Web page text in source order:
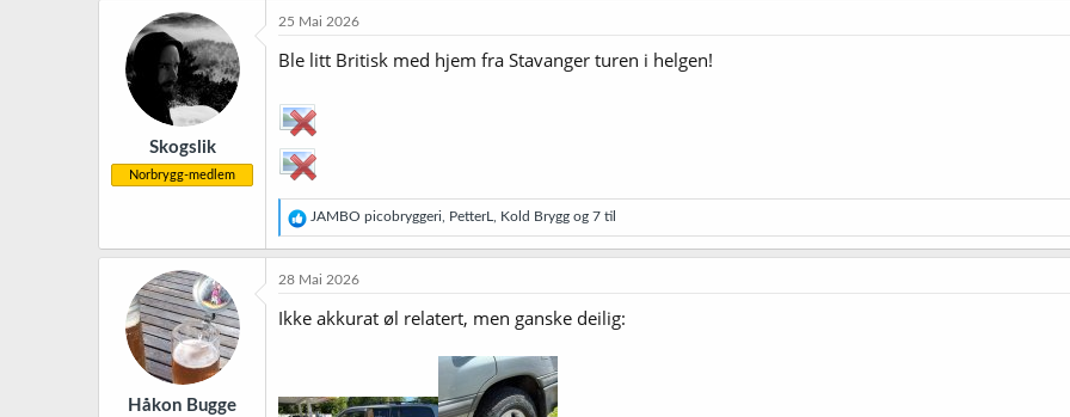
k
j
o
e
r
:
Skogslik
Norbrygg-medlem
25 Mai 2026
Ble litt Britisk med hjem fra Stavanger turen i helgen!
R
e
a
k
o
:
JAMBO picobryggeri PetterL Kold Brygg og 7 til
Håkon Bugge
28 Mai 2026
Ikke akkurat øl relatert, men ganske deilig: